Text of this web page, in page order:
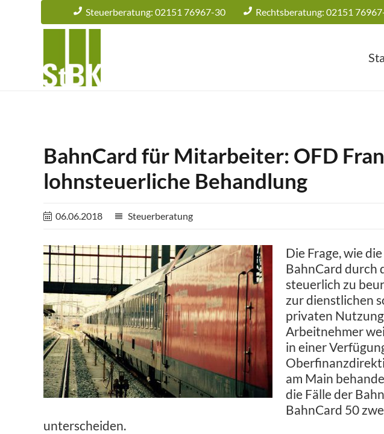
Steuerberatung: 02151 76967-30 Rechtsberatung: 02151
BahnCard für Mitarbeiter: OFD
lohnsteuerliche Behandlung
06.06.2018 reorder Steuerberatung
Die Frage, wie
BahnCard durch
steuerlich zu
zur dienstlichen
privaten
Arbeitnehmer
in einer
am Main
die Fälle der
BahnCard 50
unterscheiden.